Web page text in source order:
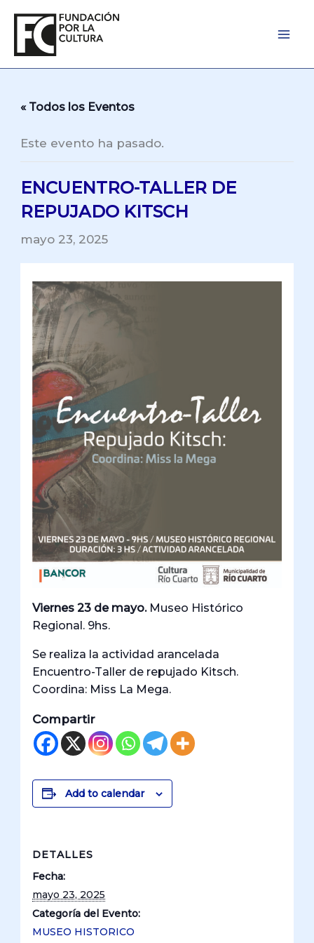
contenido
« Todos los Eventos
Este evento ha pasado.
ENCUENTRO-TALLER DE
REPUJADO KITSCH
mayo 23, 2025
Viernes 23 de mayo.Museo Histórico
Regional. 9hs.
Se realiza la actividad arancelada
Encuentro-Taller de repujado Kitsch.
Coordina: Miss La Mega.
Compartir
Add to calendar
DETALLES
Fecha:
mayo 23, 2025
Categoría del Evento:
MUSEO HISTORICO